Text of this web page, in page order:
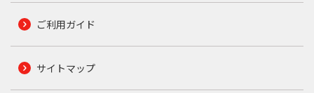
ご利用ガイド
サイトマップ